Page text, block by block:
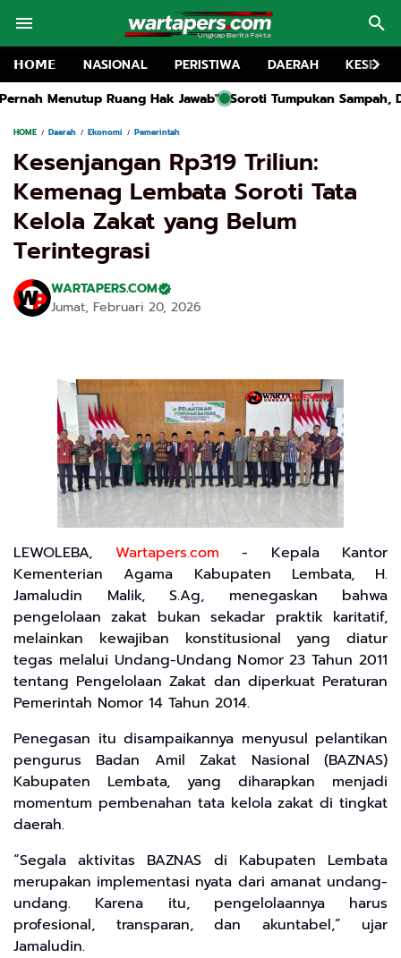
𝗛𝗢𝗠𝗘 NASIONAL PERISTIWA DAERAH
Hak Jawab"
Soroti Tumpukan Sampah, DLH Sampang
HOME Daerah Ekonomi Pemerintah
Kesenjangan Rp319 Triliun:
Kemenag Lembata Soroti Tata
Kelola Zakat yang Belum
Terintegrasi
WARTAPERS.COM
Jumat, Februari 20, 2026
LEWOLEBA, Wartapers.com - Kepala Kantor
Kementerian Agama Kabupaten Lembata, H.
Jamaludin Malik, S.Ag, menegaskan bahwa
pengelolaan zakat bukan sekadar praktik karitatif,
melainkan kewajiban konstitusional yang diatur
tegas melalui Undang-Undang Nomor 23 Tahun 2011
tentang Pengelolaan Zakat dan diperkuat Peraturan
Pemerintah Nomor 14 Tahun 2014.
Penegasan itu disampaikannya menyusul pelantikan
pengurus Badan Amil Zakat Nasional (BAZNAS)
Kabupaten Lembata, yang diharapkan menjadi
momentum pembenahan tata kelola zakat di tingkat
daerah.
“Segala aktivitas BAZNAS di Kabupaten Lembata
merupakan implementasi nyata dari amanat undang-
undang. Karena itu, pengelolaannya harus
profesional, transparan, dan akuntabel,” ujar
Jamaludin.